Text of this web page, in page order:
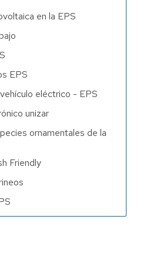
en la EPS
EPS
eléctrico - EPS
unizar
ornamentales de la
Friendly